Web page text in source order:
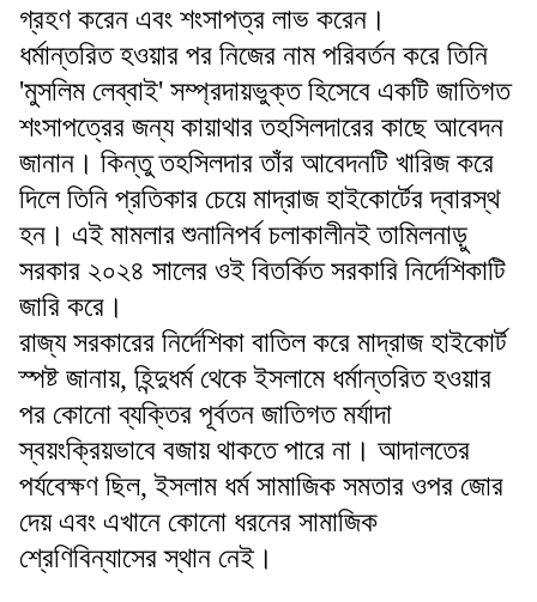
গ্রহণ করেন এবং শংসাপত্র লাভ করেন।
ধর্মান্তরিত হওয়ার পর নিজের নাম পরিবর্তন করে তিনি
'মুসলিম লেব্বাই' সম্প্রদায়ভুক্ত হিসেবে একটি জাতিগত
শংসাপত্রের জন্য কায়াথার তহসিলদারের কাছে আবেদন
জানান। কিন্তু তহসিলদার তাঁর আবেদনটি খারিজ করে
দিলে তিনি প্রতিকার চেয়ে মাদ্রাজ হাইকোর্টের দ্বারস্থ
হন। এই মামলার শুনানিপর্ব চলাকালীনই তামিলনাড়ু
সরকার ২০২৪ সালের ওই বিতর্কিত সরকারি নির্দেশিকাটি
জারি করে।
রাজ্য সরকারের নির্দেশিকা বাতিল করে মাদ্রাজ হাইকোর্ট
স্পষ্ট জানায়, হিন্দুধর্ম থেকে ইসলামে ধর্মান্তরিত হওয়ার
পর কোনো ব্যক্তির পূর্বতন জাতিগত মর্যাদা
স্বয়ংক্রিয়ভাবে বজায় থাকতে পারে না। আদালতের
পর্যবেক্ষণ ছিল, ইসলাম ধর্ম সামাজিক সমতার ওপর জোর
দেয় এবং এখানে কোনো ধরনের সামাজিক
শ্রেণিবিন্যাসের স্থান নেই।